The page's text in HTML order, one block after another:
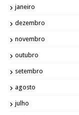
janeiro
dezembro
novembro
outubro
setembro
agosto
julho